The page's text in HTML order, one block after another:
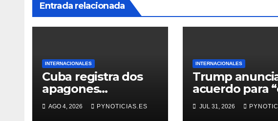
Entrada relacionada
INTERNACIONALES
Cuba registra dos
apagones
nacionales en
menos de 24 horas
AGO 4, 2026 PYNOTICIAS.ES
INTERNACIONALES
Trump
acuerdo para
desarme
Hamás
JUL 31, 2026